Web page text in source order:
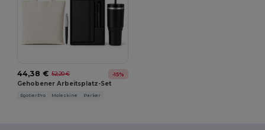
44,38 € 52,20 € -15%
Gehobener Arbeitsplatz-Set
EgotierPro Moleskine Parker